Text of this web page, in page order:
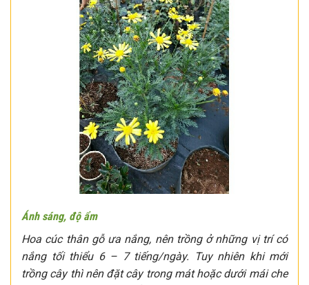
Ánh sáng, độ ẩm
Hoa cúc thân gỗ ưa nắng, nên trồng ở những vị trí có
nắng tối thiểu 6 – 7 tiếng/ngày. Tuy nhiên khi mới
trồng cây thì nên đặt cây trong mát hoặc dưới mái che